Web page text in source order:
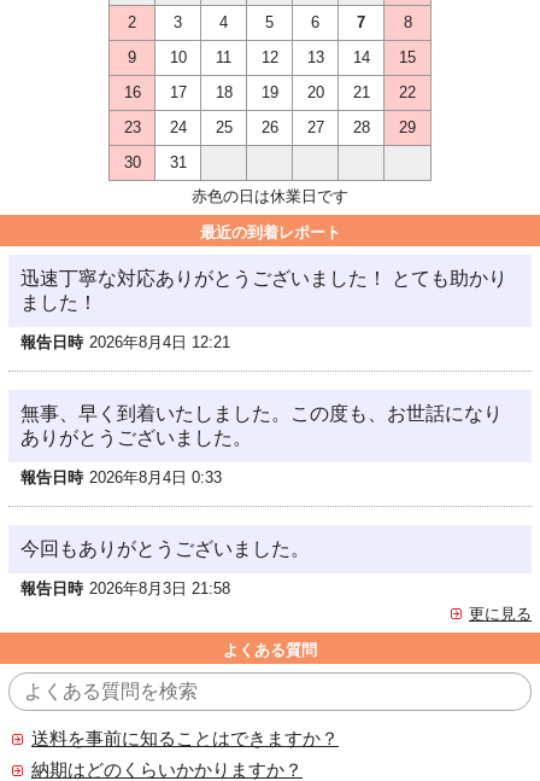
2
3 4 5 6 7
8
9
10 11 12 13 14
15
16
17 18 19 20 21
22
23
24 25 26 27 28
29
30
31
赤色の日は休業日です
最近の到着レポート
迅速丁寧な対応ありがとうございました！ とても助かり
ました！
報告日時 2026年8月4日 12:21
無事、早く到着いたしました。この度も、お世話になり
ありがとうございました。
報告日時 2026年8月4日 0:33
今回もありがとうございました。
報告日時 2026年8月3日 21:58
更に見る
よくある質問
送料を事前に知ることはできますか？
納期はどのくらいかかりますか？